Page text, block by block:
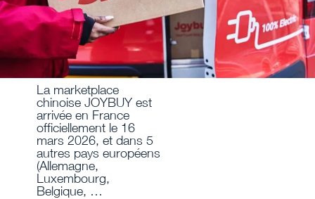
La marketplace
chinoise JOYBUY est
arrivée en France
officiellement le 16
mars 2026, et dans 5
autres pays européens
(Allemagne,
Luxembourg,
Belgique, …